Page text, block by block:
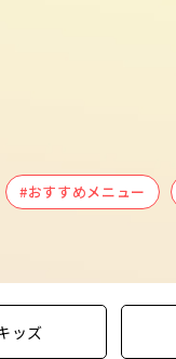
#おすすめメニュー
ッズ